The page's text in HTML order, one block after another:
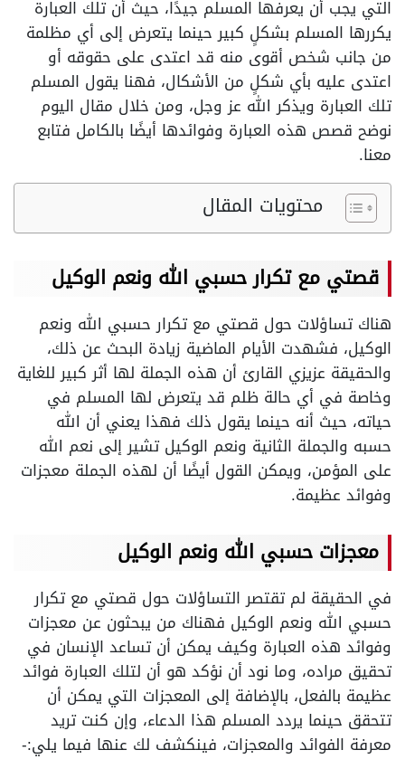
التي يجب أن يعرفها المسلم جيدًا، حيث أن تلك العبارة
يكررها المسلم بشكلٍ كبير حينما يتعرض إلى أي مظلمة
من جانب شخص أقوى منه قد اعتدى على حقوقه أو
اعتدى عليه بأي شكلٍ من الأشكال، فهنا يقول المسلم
تلك العبارة ويذكر الله عز وجل، ومن خلال مقال اليوم
نوضح قصص هذه العبارة وفوائدها أيضًا بالكامل فتابع
معنا.
محتويات المقال
قصتي مع تكرار حسبي الله ونعم الوكيل
هناك تساؤلات حول قصتي مع تكرار حسبي الله ونعم
الوكيل، فشهدت الأيام الماضية زيادة البحث عن ذلك،
والحقيقة عزيزي القارئ أن هذه الجملة لها أثر كبير للغاية
وخاصة في أي حالة ظلم قد يتعرض لها المسلم في
حياته، حيث أنه حينما يقول ذلك فهذا يعني أن الله
حسبه والجملة الثانية ونعم الوكيل تشير إلى نعم الله
على المؤمن، ويمكن القول أيضًا أن لهذه الجملة معجزات
وفوائد عظيمة.
معجزات حسبي الله ونعم الوكيل
في الحقيقة لم تقتصر التساؤلات حول قصتي مع تكرار
حسبي الله ونعم الوكيل فهناك من يبحثون عن معجزات
وفوائد هذه العبارة وكيف يمكن أن تساعد الإنسان في
تحقيق مراده، وما نود أن نؤكد هو أن لتلك العبارة فوائد
عظيمة بالفعل، بالإضافة إلى المعجزات التي يمكن أن
تتحقق حينما يردد المسلم هذا الدعاء، وإن كنت تريد
معرفة الفوائد والمعجزات، فينكشف لك عنها فيما يلي:-